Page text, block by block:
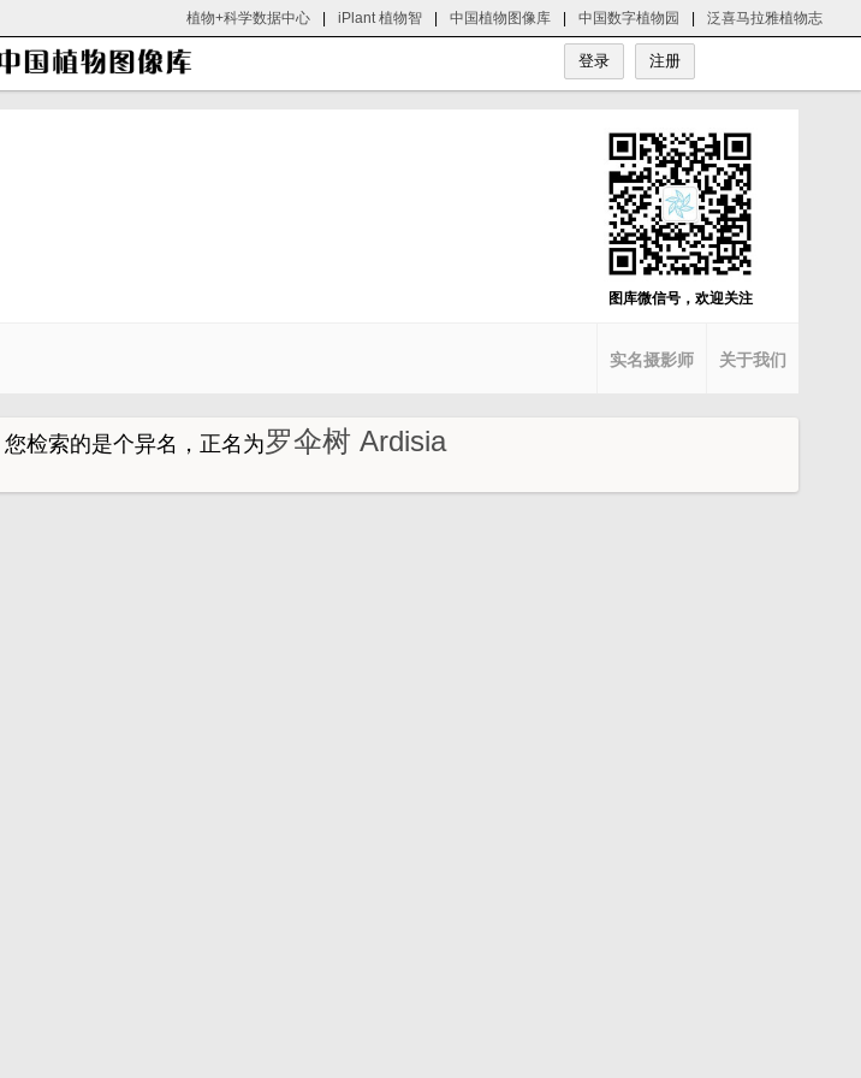
植物+科学数据中心 iPlant 植物智 中国植物图像库 中国数字植物园 泛喜马拉雅植物志
图库微信号，欢迎关注
关于我们
实名摄影师
您检索的是个异名，正名为罗伞树 Ardisia